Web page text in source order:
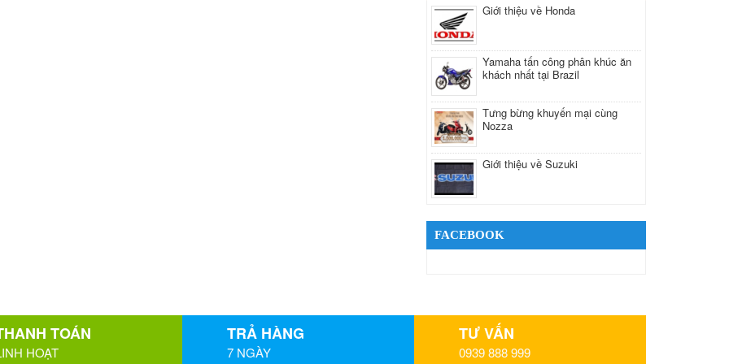
Giới thiệu về Honda
Yamaha tấn công phân khúc ăn
khách nhất tại Brazil
Tưng bừng khuyến mại cùng
Nozza
Giới thiệu về Suzuki
FACEBOOK
TOÁN
HOẠT
TRẢ HÀNG
7 NGÀY
TƯ VẤN
0939 888 999